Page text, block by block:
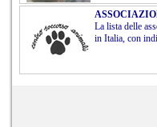
La lista delle
in Italia, con